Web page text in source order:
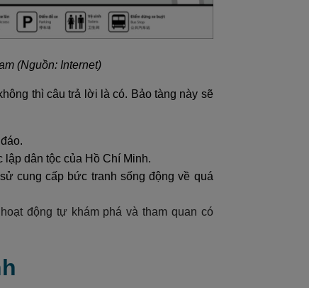
(Nguồn: Internet)
thì câu trả lời là có. Bảo tàng này sẽ
dân tộc của Hồ Chí Minh.
cung cấp bức tranh sống động về quá
động tự khám phá và tham quan có